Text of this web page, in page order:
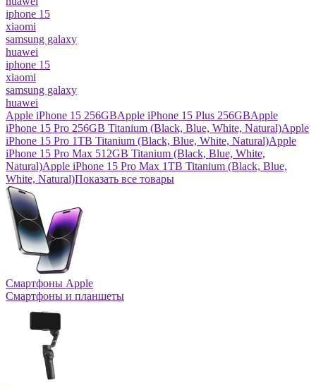
iphone 15
xiaomi
samsung galaxy
huawei
iphone 15
xiaomi
samsung galaxy
huawei
Apple iPhone 15 256GBApple iPhone 15 Plus 256GBApple
iPhone 15 Pro 256GB Titanium (Black, Blue, White, Natural)Apple
iPhone 15 Pro 1TB Titanium (Black, Blue, White, Natural)Apple
iPhone 15 Pro Max 512GB Titanium (Black, Blue, White,
Natural)Apple iPhone 15 Pro Max 1TB Titanium (Black, Blue,
White, Natural)Показать все товары
Смартфоны Apple
Смартфоны и планшеты